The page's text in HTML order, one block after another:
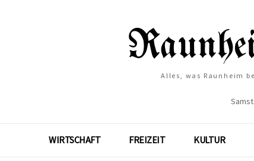
Alles, was Raunheim
WIRTSCHAFT FREIZEIT KULTUR